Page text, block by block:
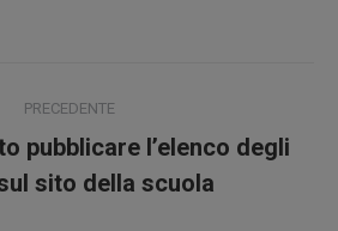
PRECEDENTE
Post
precedente:
pubblicare l’elenco degli
sito della scuola